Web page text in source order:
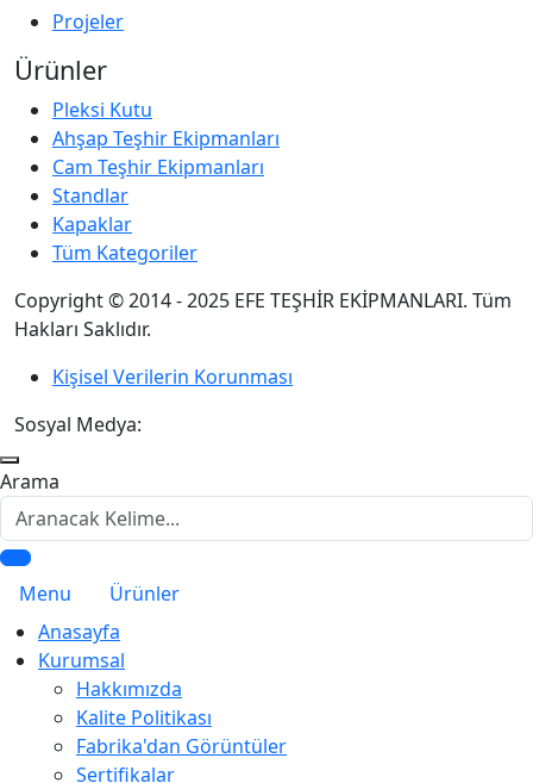
Projeler
Ürünler
Pleksi Kutu
Ahşap Teşhir Ekipmanları
Cam Teşhir Ekipmanları
Standlar
Kapaklar
Tüm Kategoriler
Copyright © 2014 - 2025 EFE TEŞHİR EKİPMANLARI. Tüm
Hakları Saklıdır.
Kişisel Verilerin Korunması
Sosyal Medya:
Arama
Menu
Ürünler
Anasayfa
Kurumsal
Hakkımızda
Kalite Politikası
Fabrika'dan Görüntüler
Sertifikalar